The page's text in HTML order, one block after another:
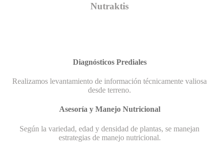
Nutraktis
Diagnósticos Prediales
Realizamos levantamiento de información técnicamente valiosa
desde terreno.
Asesoría y Manejo Nutricional
Según la variedad, edad y densidad de plantas, se manejan
estrategias de manejo nutricional.